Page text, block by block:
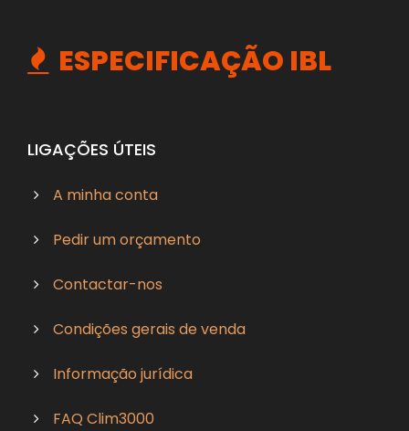
ESPECIFICAÇÃO IBL
LIGAÇÕES ÚTEIS
A minha conta
Pedir um orçamento
Contactar-nos
Condições gerais de venda
Informação jurídica
FAQ Clim3000